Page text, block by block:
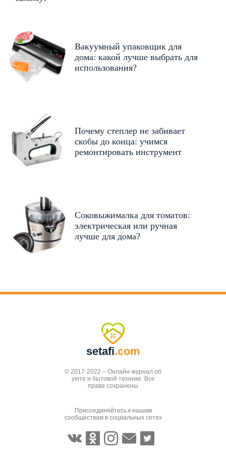
Вакуумный упаковщик для
дома: какой лучше выбрать для
использования?
Почему степлер не забивает
скобы до конца: учимся
ремонтировать инструмент
Соковыжималка для томатов:
электрическая или ручная
лучше для дома?
setafi.com
© 2017-2022 – Онлайн-журнал об
уюте и бытовой технике. Все
права сохранены
Присоединяйтесь к нашим
сообществам в социальных сетях